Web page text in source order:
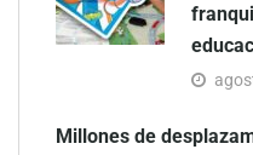
Millones de